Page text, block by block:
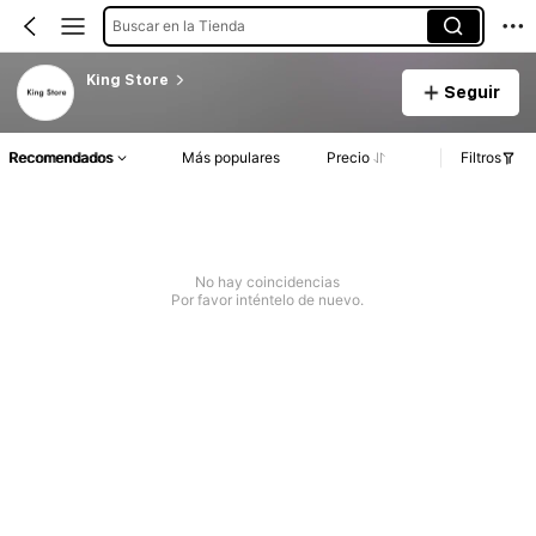
Buscar en la Tienda
King Store
Seguir
Recomendados Más populares Precio Filtros
No hay coincidencias
Por favor inténtelo de nuevo.